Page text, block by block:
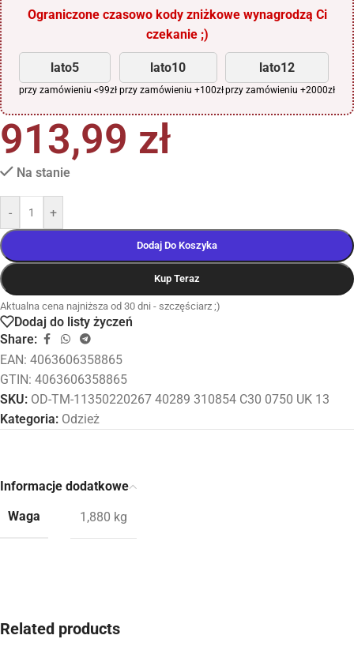
Ograniczone czasowo kody zniżkowe wynagrodzą Ci
czekanie ;)
lato5
przy zamówieniu <99zł
lato10
przy zamówieniu +100zł
lato12
przy zamówieniu +2000zł
913,99 zł
Na stanie
- +
Dodaj Do Koszyka
Kup Teraz
Aktualna cena najniższa od 30 dni - szczęściarz ;)
Dodaj do listy życzeń
Share:
EAN: 4063606358865
GTIN: 4063606358865
SKU: OD-TM-11350220267 40289 310854 C30 0750 UK 13
Kategoria: Odzież
Informacje dodatkowe
Waga
1,880 kg
Related products